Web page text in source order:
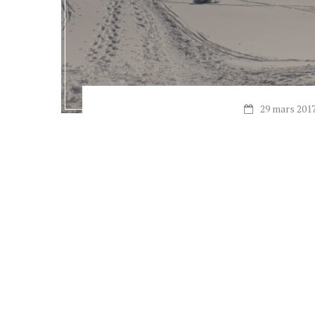
29 mars